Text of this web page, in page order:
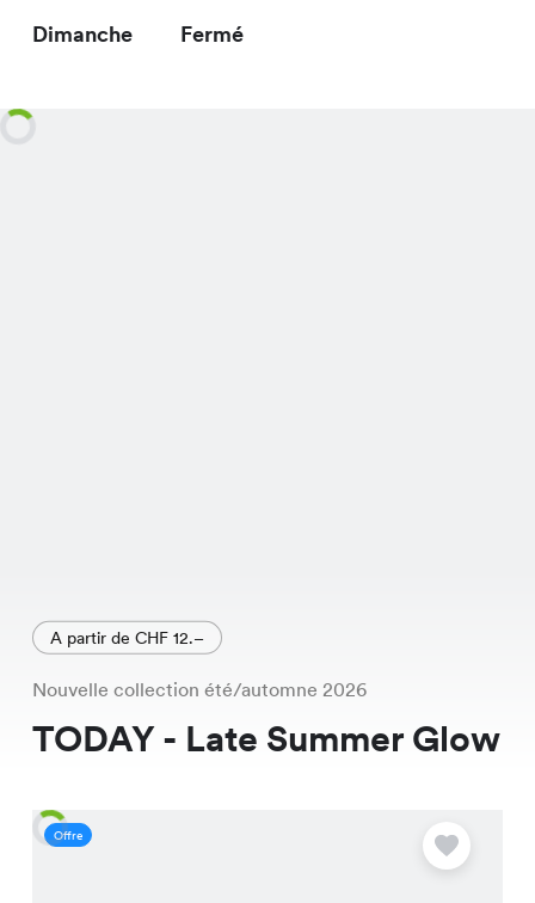
Dimanche
Fermé
A partir de CHF 12.–
Nouvelle collection été/automne 2026
TODAY - Late Summer Glow
Offre